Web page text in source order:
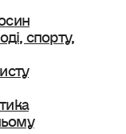
спорту,